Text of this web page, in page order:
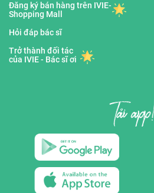
Đăng ký bán hàng trên IVIE-
Shopping Mall
Hỏi đáp bác sĩ
Trở thành đối tác
của IVIE - Bác sĩ ơi